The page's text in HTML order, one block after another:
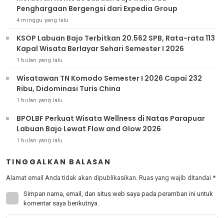
Penghargaan Bergengsi dari Expedia Group
4 minggu yang lalu
KSOP Labuan Bajo Terbitkan 20.562 SPB, Rata-rata 113
Kapal Wisata Berlayar Sehari Semester I 2026
1 bulan yang lalu
Wisatawan TN Komodo Semester I 2026 Capai 232
Ribu, Didominasi Turis China
1 bulan yang lalu
BPOLBF Perkuat Wisata Wellness di Natas Parapuar
Labuan Bajo Lewat Flow and Glow 2026
1 bulan yang lalu
TINGGALKAN BALASAN
Alamat email Anda tidak akan dipublikasikan. Ruas yang wajib ditandai *
Simpan nama, email, dan situs web saya pada peramban ini untuk
komentar saya berikutnya.